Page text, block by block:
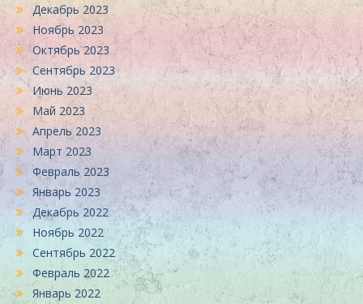
Декабрь 2023
Ноябрь 2023
Октябрь 2023
Сентябрь 2023
Июнь 2023
Май 2023
Апрель 2023
Март 2023
Февраль 2023
Январь 2023
Декабрь 2022
Ноябрь 2022
Сентябрь 2022
Февраль 2022
Январь 2022